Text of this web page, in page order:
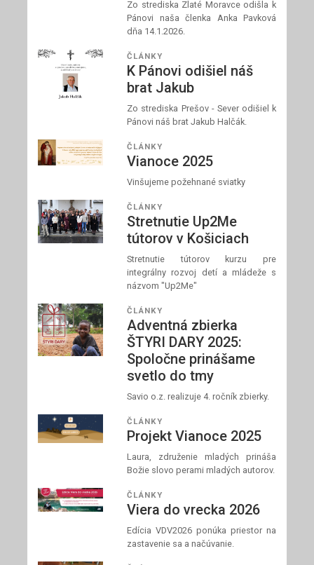
Zo strediska Zlaté Moravce odišla k
Pánovi naša členka Anka Pavková
dňa 14.1.2026.
ČLÁNKY
K Pánovi odišiel náš
brat Jakub
Zo strediska Prešov - Sever odišiel k
Pánovi náš brat Jakub Halčák.
ČLÁNKY
Vianoce 2025
Vinšujeme požehnané sviatky
ČLÁNKY
Stretnutie Up2Me
tútorov v Košiciach
Stretnutie tútorov kurzu pre
integrálny rozvoj detí a mládeže s
názvom "Up2Me"
ČLÁNKY
Adventná zbierka
ŠTYRI DARY 2025:
Spoločne prinášame
svetlo do tmy
Savio o.z. realizuje 4. ročník zbierky.
ČLÁNKY
Projekt Vianoce 2025
Laura, združenie mladých prináša
Božie slovo perami mladých autorov.
ČLÁNKY
Viera do vrecka 2026
Edícia VDV2026 ponúka priestor na
zastavenie sa a načúvanie.